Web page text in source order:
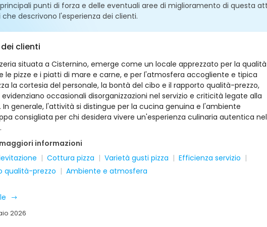
punti di forza e delle eventuali aree di miglioramento di questa
descrivono l'esperienza dei clienti.
clienti
situata a Cisternino, emerge come un locale apprezzato per la qualità
le pizze e i piatti di mare e carne, e per l'atmosfera accogliente e tipica
la cortesia del personale, la bontà del cibo e il rapporto qualità-prezzo,
occasionali disorganizzazioni nel servizio e criticità legate alla
In generale, l'attività si distingue per la cucina genuina e l'ambiente
consigliata per chi desidera vivere un'esperienza culinaria autentica nel
informazioni
Cottura pizza Varietà gusti pizza
Efficienza servizio
qualità-prezzo Ambiente e atmosfera
2026